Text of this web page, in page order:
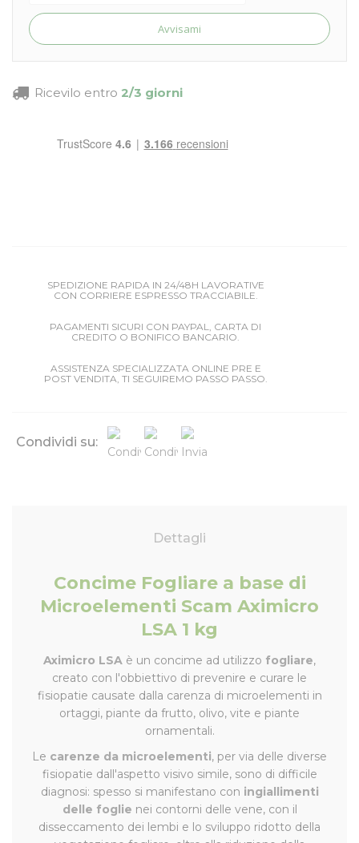
Avvisami
Ricevilo entro 2/3 giorni
SPEDIZIONE RAPIDA IN 24/48H LAVORATIVE
CON CORRIERE ESPRESSO TRACCIABILE.
PAGAMENTI SICURI CON PAYPAL, CARTA DI
CREDITO O BONIFICO BANCARIO.
ASSISTENZA SPECIALIZZATA ONLINE PRE E
POST VENDITA, TI SEGUIREMO PASSO PASSO.
Condividi su:
Dettagli
Concime Fogliare a base di
Microelementi Scam Aximicro
LSA 1 kg
Aximicro LSA è un concime ad utilizzo fogliare,
creato con l'obbiettivo di prevenire e curare le
fisiopatie causate dalla carenza di microelementi in
ortaggi, piante da frutto, olivo, vite e piante
ornamentali.
Le carenze da microelementi, per via delle diverse
fisiopatie dall'aspetto visivo simile, sono di difficile
diagnosi: spesso si manifestano con ingiallimenti
delle foglie nei contorni delle vene, con il
disseccamento dei lembi e lo sviluppo ridotto della